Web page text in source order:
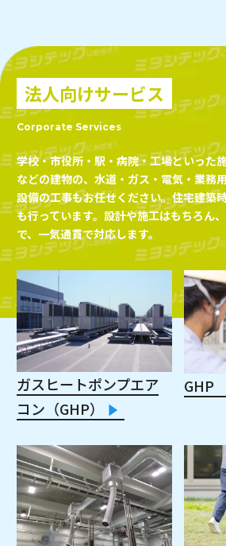
法人向けサービス
Corporate Services
学校・市役所・駅・病院・工場といった
などの建物の、水道・ガス・電気・業務用
設備の工事もお任せください。住宅建築
も行っています。設計や施工はもちろん、
で、一気通貫で対応します。
ガスヒートポンプエア
コン（GHP）
GHP